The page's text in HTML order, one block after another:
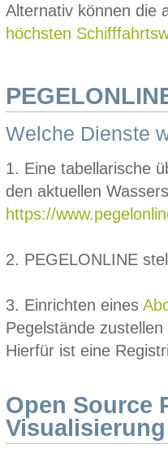
Alternativ können die
höchsten
Welche Dienste
1. Eine tabellarische
den aktuellen
https://
2. PEGELONLINE
3. Einrichten eines
Pegelstände
Hierfür ist eine
Open Source
Visualisierung